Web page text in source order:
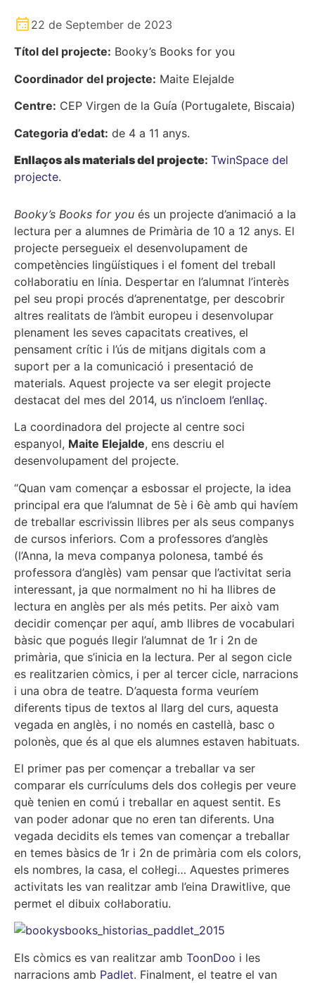
22 de September de 2023
Títol del projecte: Booky’s Books for you
Coordinador del projecte: Maite Elejalde
Centre: CEP Virgen de la Guía (Portugalete, Biscaia)
Categoria d’edat: de 4 a 11 anys.
Enllaços als materials del projecte: TwinSpace del
projecte.
Booky’s Books for you és un projecte d’animació a la
lectura per a alumnes de Primària de 10 a 12 anys. El
projecte persegueix el desenvolupament de
competències lingüístiques i el foment del treball
col·laboratiu en línia. Despertar en l’alumnat l’interès
pel seu propi procés d’aprenentatge, per descobrir
altres realitats de l’àmbit europeu i desenvolupar
plenament les seves capacitats creatives, el
pensament crític i l’ús de mitjans digitals com a
suport per a la comunicació i presentació de
materials. Aquest projecte va ser elegit projecte
destacat del mes del 2014, us n’incloem l’enllaç.
La coordinadora del projecte al centre soci
espanyol, Maite Elejalde, ens descriu el
desenvolupament del projecte.
“Quan vam començar a esbossar el projecte, la idea
principal era que l’alumnat de 5è i 6è amb qui havíem
de treballar escrivissin llibres per als seus companys
de cursos inferiors. Com a professores d’anglès
(l’Anna, la meva companya polonesa, també és
professora d’anglès) vam pensar que l’activitat seria
interessant, ja que normalment no hi ha llibres de
lectura en anglès per als més petits. Per això vam
decidir començar per aquí, amb llibres de vocabulari
bàsic que pogués llegir l’alumnat de 1r i 2n de
primària, que s’inicia en la lectura. Per al segon cicle
es realitzarien còmics, i per al tercer cicle, narracions
i una obra de teatre. D’aquesta forma veuríem
diferents tipus de textos al llarg del curs, aquesta
vegada en anglès, i no només en castellà, basc o
polonès, que és al que els alumnes estaven habituats.
El primer pas per començar a treballar va ser
comparar els currículums dels dos col·legis per veure
què tenien en comú i treballar en aquest sentit. Es
van poder adonar que no eren tan diferents. Una
vegada decidits els temes van començar a treballar
en temes bàsics de 1r i 2n de primària com els colors,
els nombres, la casa, el col·legi… Aquestes primeres
activitats les van realitzar amb l’eina Drawitlive, que
permet el dibuix col·laboratiu.
Els còmics es van realitzar amb ToonDoo i les
narracions amb Padlet. Finalment, el teatre el van